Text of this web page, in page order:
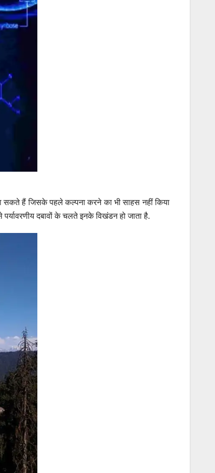
सकते हैं जिसके पहले कल्पना करने का भी साहस नहीं किया
दबावों के चलते इनके विखंडन हो जाता है.